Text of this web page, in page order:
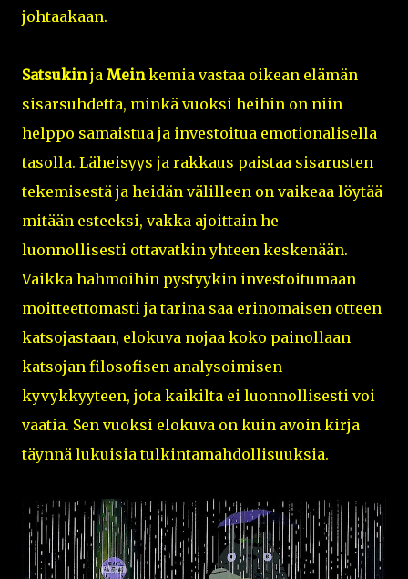
johtaakaan.
Satsukinja Meinkemia vastaa oikean elämän
sisarsuhdetta, minkä vuoksi heihin on niin
helppo samaistua ja investoitua emotionalisella
tasolla. Läheisyys ja rakkaus paistaa sisarusten
tekemisestä ja heidän välilleen on vaikeaa löytää
mitään esteeksi, vakka ajoittain he
luonnollisesti ottavatkin yhteen keskenään.
Vaikka hahmoihin pystyykin investoitumaan
moitteettomasti ja tarina saa erinomaisen otteen
katsojastaan, elokuva nojaa koko painollaan
katsojan filosofisen analysoimisen
kyvykkyyteen, jota kaikilta ei luonnollisesti voi
vaatia. Sen vuoksi elokuva on kuin avoin kirja
täynnä lukuisia tulkintamahdollisuuksia.